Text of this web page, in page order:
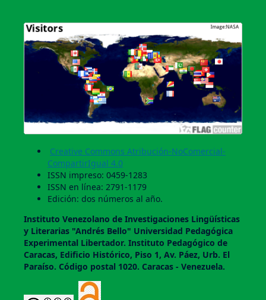
Creative Commons Atribución-NoComercial-
CompartirIgual 4.0
ISSN impreso: 0459-1283
ISSN en línea: 2791-1179
Edición: dos números al año.
Instituto Venezolano de Investigaciones Lingüí­sticas
y Literarias "Andrés Bello" Universidad Pedagógica
Experimental Libertador. Instituto Pedagógico de
Caracas, Edificio Histórico, Piso 1, Av. Páez, Urb. El
Paraí­so. Código postal 1020. Caracas - Venezuela.